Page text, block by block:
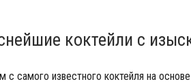
коктейли с
с самого известного коктейля на